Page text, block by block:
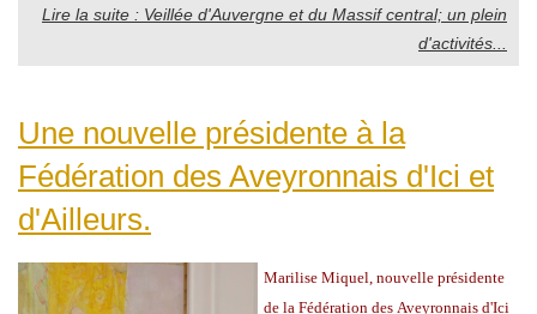
Lire la suite : Veillée d'Auvergne et du Massif central; un plein
d'activités...
Une nouvelle présidente à la
Fédération des Aveyronnais d'Ici et
d'Ailleurs.
Marilise Miquel nouvelle présidente
de la Fédération des Aveyronnais d'Ici